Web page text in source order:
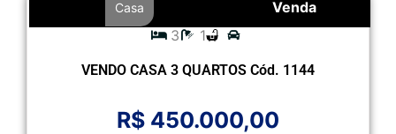
Venda
Casa
3 1
VENDO CASA 3 QUARTOS Cód. 1144
R$ 450.000,00